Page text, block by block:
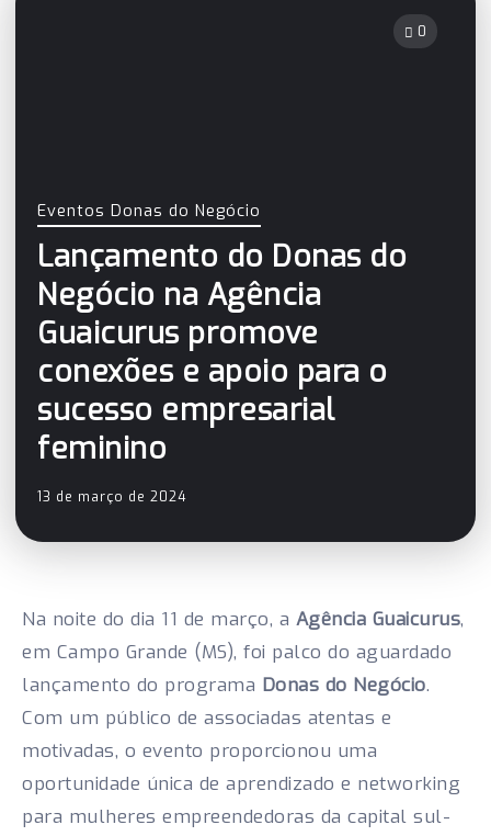
Eventos Donas do Negócio
Lançamento do Donas do
Negócio na Agência
Guaicurus promove
conexões e apoio para o
sucesso empresarial
feminino
13 de março de 2024
0
Na noite do dia 11 de março, a Agência Guaicurus,
em Campo Grande (MS), foi palco do aguardado
lançamento do programa Donas do Negócio.
Com um público de associadas atentas e
motivadas, o evento proporcionou uma
oportunidade única de aprendizado e networking
para mulheres empreendedoras da capital sul-